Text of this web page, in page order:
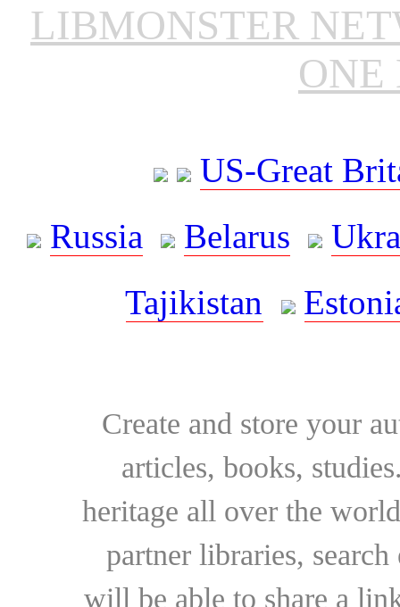
LIBMONSTER
ONE
US-Great
Russia
Belarus
Tajikistan
Create and store your
articles, books,
heritage all over the
partner libraries,
will be able to share a